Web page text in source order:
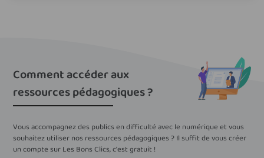
Comment accéder aux
ressources pédagogiques ?
Vous accompagnez des publics en difficulté avec le numérique et vous
souhaitez utiliser nos ressources pédagogiques ? Il suffit de vous créer
un compte sur Les Bons Clics, c'est gratuit !